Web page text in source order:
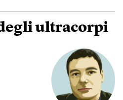
ultracorpi